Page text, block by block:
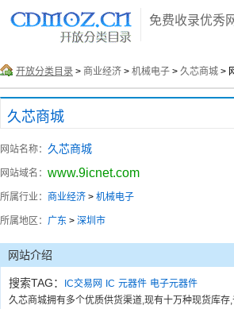
免费收录优秀
开放分类目录 > 商业经济 > 机械电子 > 久芯商城 >
久芯商城
网站名称： 久芯商城
网站域名： www.9icnet.com
所属行业： 商业经济 > 机械电子
所属地区： 广东 > 深圳市
网站介绍
搜索TAG： IC交易网 IC 元器件 电子元器件
久芯商城拥有多个优质供货渠道,现有十万种现货库存